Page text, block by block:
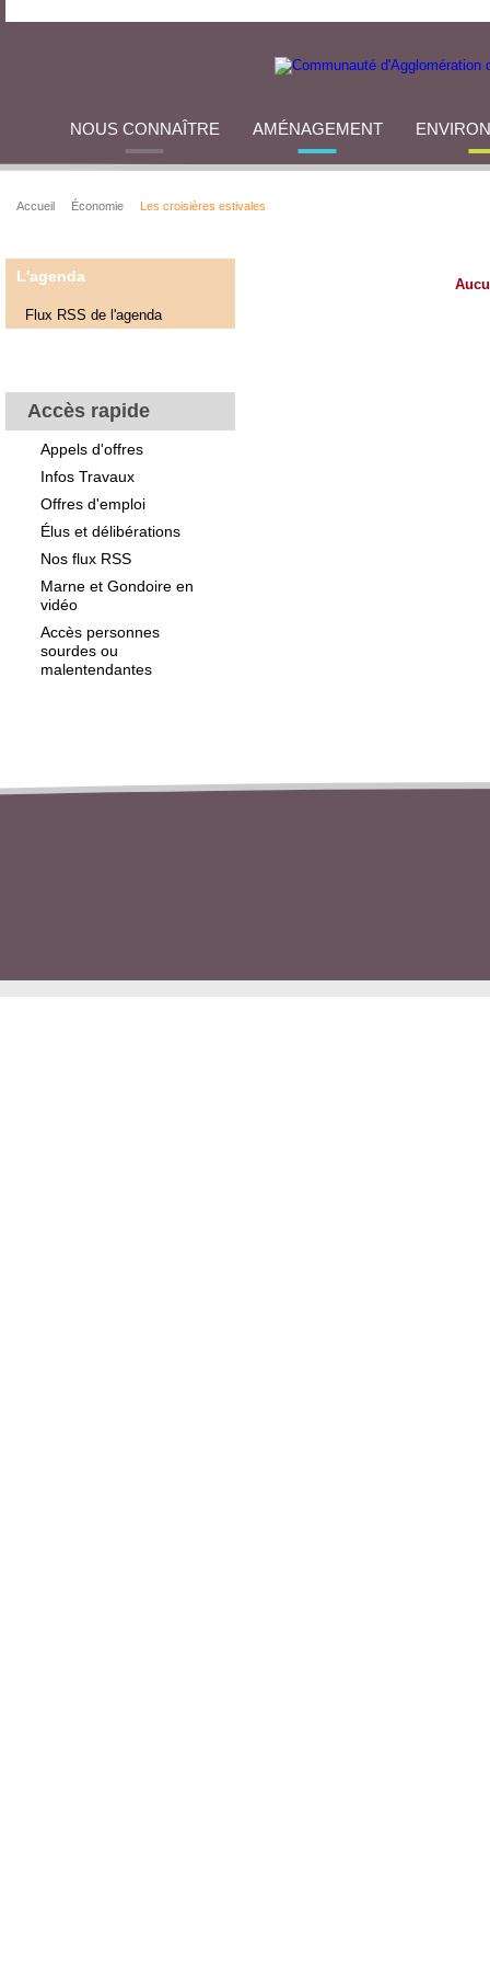
NOUS CONNAÎTRE AMÉNAGEMENT
Accueil Économie Les croisières estivales
L'agenda
Flux RSS de l'agenda
Accès rapide
Appels d'offres
Infos Travaux
Offres d'emploi
Élus et délibérations
Nos flux RSS
Marne et Gondoire en
vidéo
Accès personnes
sourdes ou
malentendantes